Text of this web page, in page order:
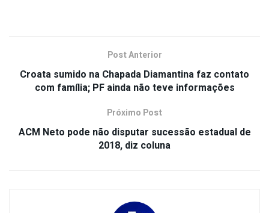
Post Anterior
Croata sumido na Chapada Diamantina faz contato
com família; PF ainda não teve informações
Próximo Post
ACM Neto pode não disputar sucessão estadual de
2018, diz coluna